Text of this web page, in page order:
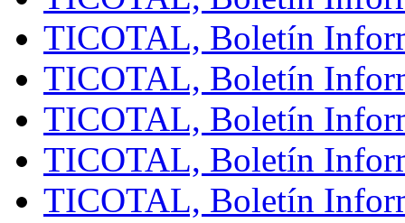
TICOTAL, Boletín
TICOTAL, Boletín
TICOTAL, Boletín
TICOTAL, Boletín
TICOTAL, Boletín